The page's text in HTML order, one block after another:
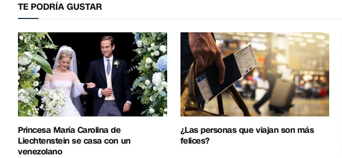
TE PODRÍA GUSTAR
Princesa María Carolina de
Liechtenstein se casa con un
venezolano
¿Las personas que viajan son más
felices?